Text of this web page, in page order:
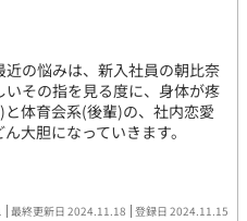
の悩みは、新入社員の朝比奈
その指を見る度に、身体が疼
体育会系(後輩)の、社内恋愛
大胆になっていきます。
最終更新日 2024.11.18 登録日 2024.11.15